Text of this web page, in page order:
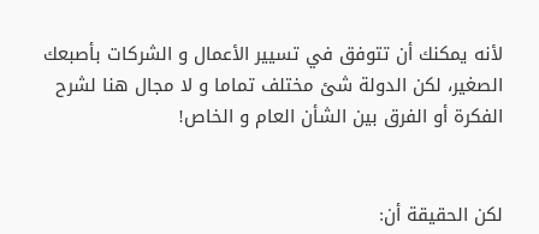
لأنه يمكنك أن تتوفق في تسيير الأعمال و الشركات بأصبعك
الصغير، لكن الدولة شئ مختلف تماما و لا مجال هنا لشرح
الفكرة أو الفرق بين الشأن العام و الخاص!
لكن الحقيقة أن: